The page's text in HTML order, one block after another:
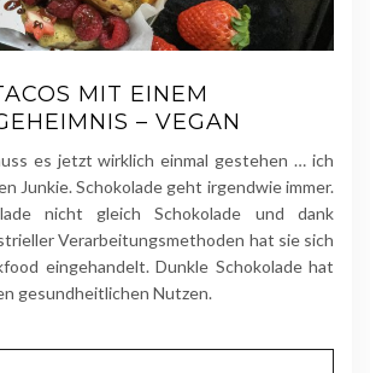
MIT EINEM
– VEGAN
es jetzt wirklich einmal gestehen … ich
Junkie. Schokolade geht irgendwie immer.
nicht gleich Schokolade und dank
Verarbeitungsmethoden hat sie sich
eingehandelt. Dunkle Schokolade hat
gesundheitlichen Nutzen.